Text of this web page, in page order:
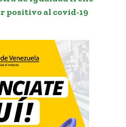
positivo al covid-19